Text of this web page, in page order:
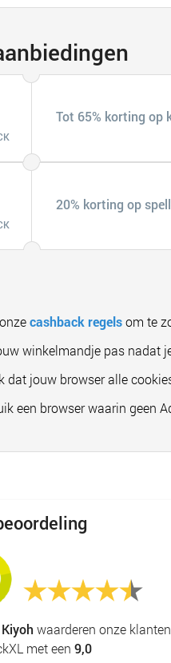
Tot 65% korting op
20% korting op
cashback regelsom te
winkelmandje pas nadat
dat jouw browser alle
een browser waarin geen
Kiyoh waarderen onze klanten
met een9,0